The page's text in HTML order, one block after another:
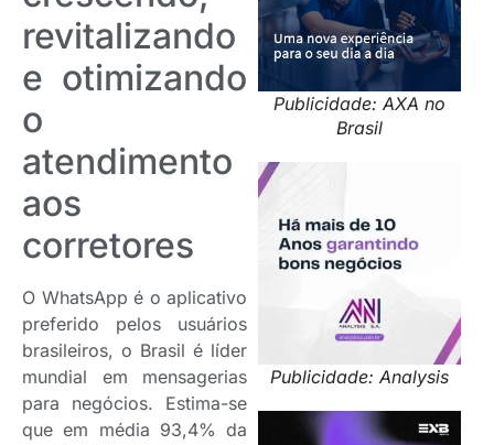
Publicidade: AXA no
Brasil
Publicidade: Analysis
revitalizando
e otimizando
o
atendimento
aos
corretores
O WhatsApp é o aplicativo
preferido pelos usuários
brasileiros, o Brasil é líder
mundial em mensagerias
para negócios. Estima-se
que em média 93,4% da